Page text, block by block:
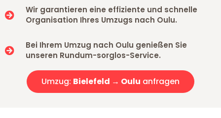
Wir garantieren eine effiziente und schnelle
Organisation Ihres Umzugs nach Oulu.
Bei Ihrem Umzug nach Oulu genießen Sie
unseren Rundum-sorglos-Service.
Umzug: Bielefeld → Oulu anfragen